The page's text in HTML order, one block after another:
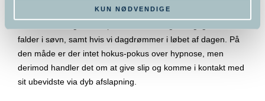
KUN NØDVENDIGE
Her skal trance forstås på samme måde som tilstanden vi
falder i søvn, samt hvis vi dagdrømmer i løbet af dagen. På
den måde er der intet hokus-pokus over hypnose, men
derimod handler det om at give slip og komme i kontakt med
sit ubevidste via dyb afslapning.